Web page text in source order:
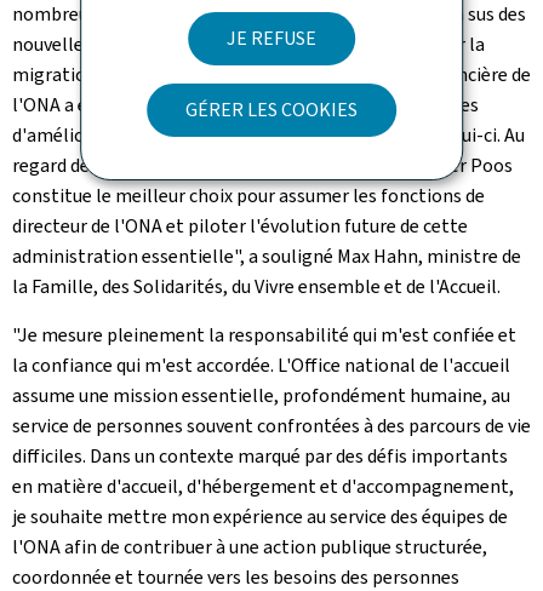
JE REFUSE
GÉRER LES COOKIES
nombreux défis, tant externes qu'internes. En effet, en sus des
nouvelles obligations découlant du Pacte européen sur la
migration et l'asile, la revue organisationnelle et financière de
l'ONA a également identifié un certain nombre de pistes
d'amélioration pour l'organisation et la gestion de celui-ci. Au
regard de son expérience et de ses compétences, Xavier Poos
constitue le meilleur choix pour assumer les fonctions de
directeur de l'ONA et piloter l'évolution future de cette
administration essentielle", a souligné Max Hahn, ministre de
la Famille, des Solidarités, du Vivre ensemble et de l'Accueil.
"Je mesure pleinement la responsabilité qui m'est confiée et
la confiance qui m'est accordée. L'Office national de l'accueil
assume une mission essentielle, profondément humaine, au
service de personnes souvent confrontées à des parcours de vie
difficiles. Dans un contexte marqué par des défis importants
en matière d'accueil, d'hébergement et d'accompagnement,
je souhaite mettre mon expérience au service des équipes de
l'ONA afin de contribuer à une action publique structurée,
coordonnée et tournée vers les besoins des personnes